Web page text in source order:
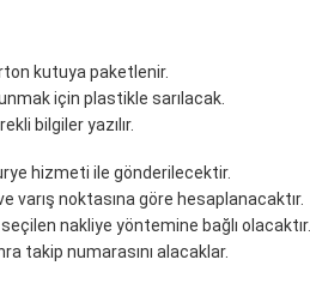
kutuya paketlenir.
için plastikle sarılacak.
bilgiler yazılır.
hizmeti ile gönderilecektir.
varış noktasına göre hesaplanacaktır.
nakliye yöntemine bağlı olacaktır.
takip numarasını alacaklar.